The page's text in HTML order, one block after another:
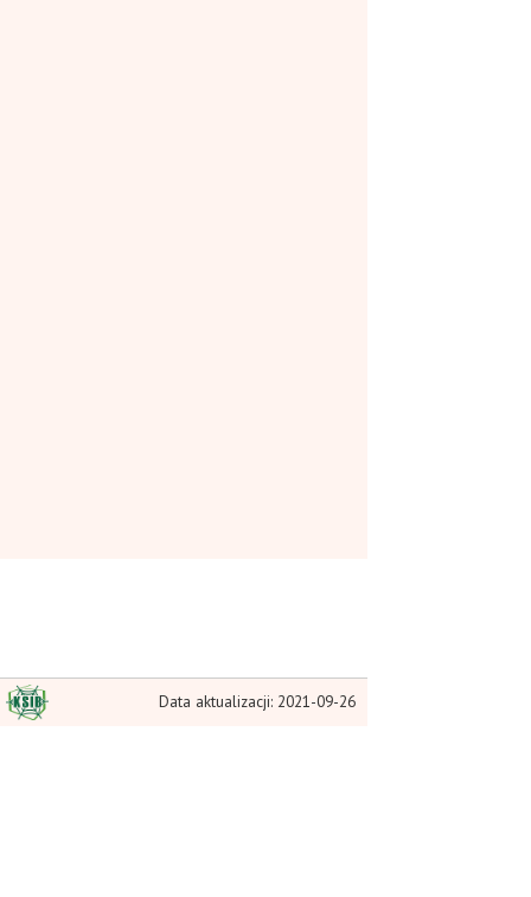
Data aktualizacji: 2021-09-26